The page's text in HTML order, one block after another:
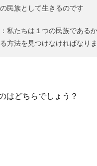
の民族として生きるのです
私たちは１つの民族である
方法を見つけなければなり
はどちらでしょう？